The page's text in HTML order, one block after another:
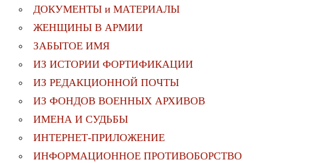
ДОКУМЕНТЫ и МАТЕРИАЛЫ
ЖЕНЩИНЫ В АРМИИ
ЗАБЫТОЕ ИМЯ
ИЗ ИСТОРИИ ФОРТИФИКАЦИИ
ИЗ РЕДАКЦИОННОЙ ПОЧТЫ
ИЗ ФОНДОВ ВОЕННЫХ АРХИВОВ
ИМЕНА И СУДЬБЫ
ИНТЕРНЕТ-ПРИЛОЖЕНИЕ
ИНФОРМАЦИОННОЕ ПРОТИВОБОРСТВО